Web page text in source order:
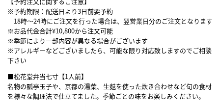
※予約期限：配送日より3日前要予約
18時～24時にご注文を行った場合は、翌営業日分のご注文となります
※お品代金合計¥10,800から注文可能
※季節により一部内容が異なる場合がございます
※アレルギーなどございましたら、可能な限り対応致しますのでご相談
下さい
■松花堂弁当七寸【1人前】
名物の瓢亭玉子や、京都の湯葉、生麩を使った炊き合わせなど旬の食材
を様々な調理法で仕立てました。季節ごとの味をお楽しみください。